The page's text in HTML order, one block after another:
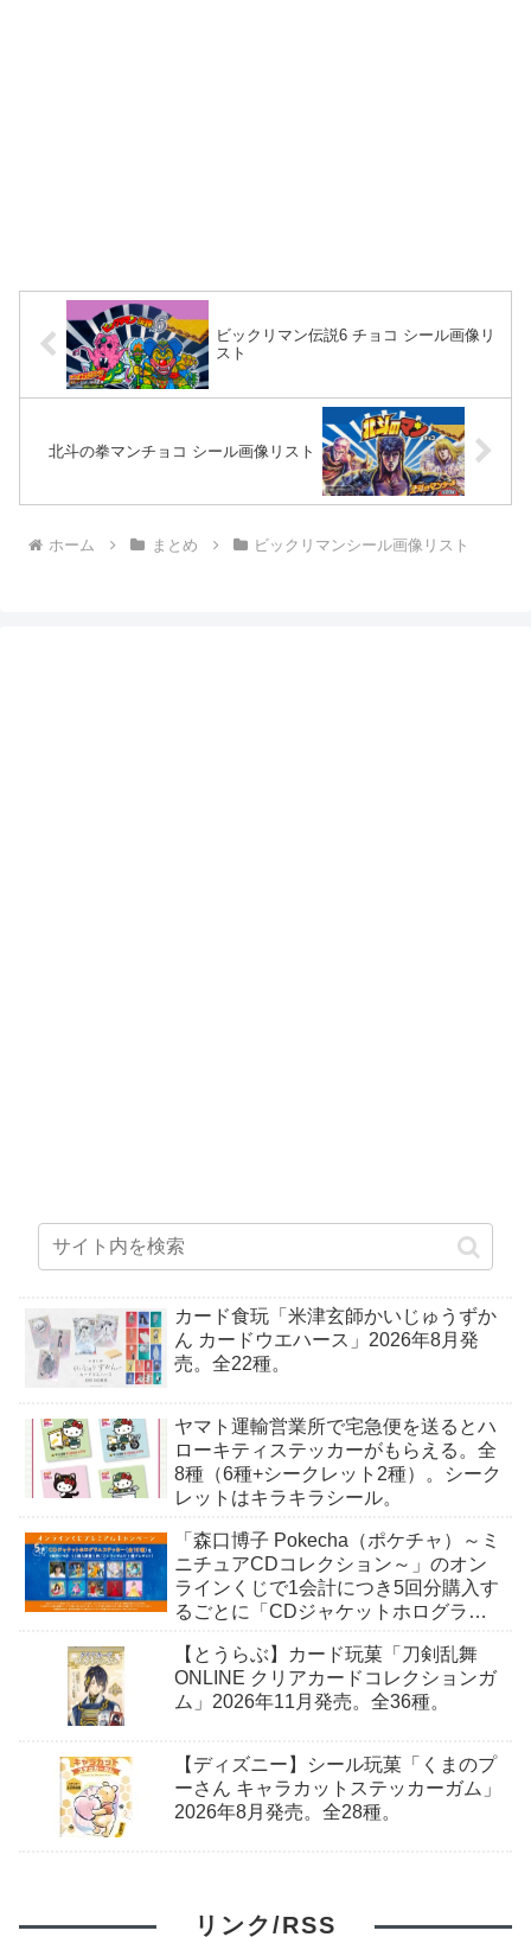
ビックリマン伝説6 チョコ シール画像リ
スト
北斗の拳マンチョコ シール画像リスト
ホーム まとめ ビックリマンシール画像リスト
カード食玩「米津玄師かいじゅうずか
ん カードウエハース」2026年8月発
売。全22種。
ヤマト運輸営業所で宅急便を送るとハ
ローキティステッカーがもらえる。全
8種（6種+シークレット2種）。シーク
レットはキラキラシール。
「森口博子 Pokecha（ポケチャ）～ミ
ニチュアCDコレクション～」のオン
ラインくじで1会計につき5回分購入す
るごとに「CDジャケットホログラム
月15日〜。
【とうらぶ】カード玩菓「刀剣乱舞
ONLINE クリアカードコレクションガ
ム」2026年11月発売。全36種。
【ディズニー】シール玩菓「くまのプ
ーさん キャラカットステッカーガム」
2026年8月発売。全28種。
リンク/RSS